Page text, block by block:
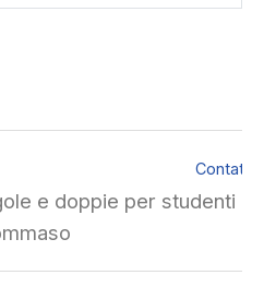
mail
per studenti in via